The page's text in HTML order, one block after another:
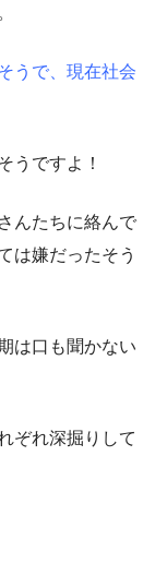
うで、現在社会
うですよ！
んたちに絡んで
は嫌だったそう
は口も聞かない
ぞれ深掘りして